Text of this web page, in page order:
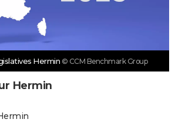
Hermin © CCM Benchmark Group
Hermin